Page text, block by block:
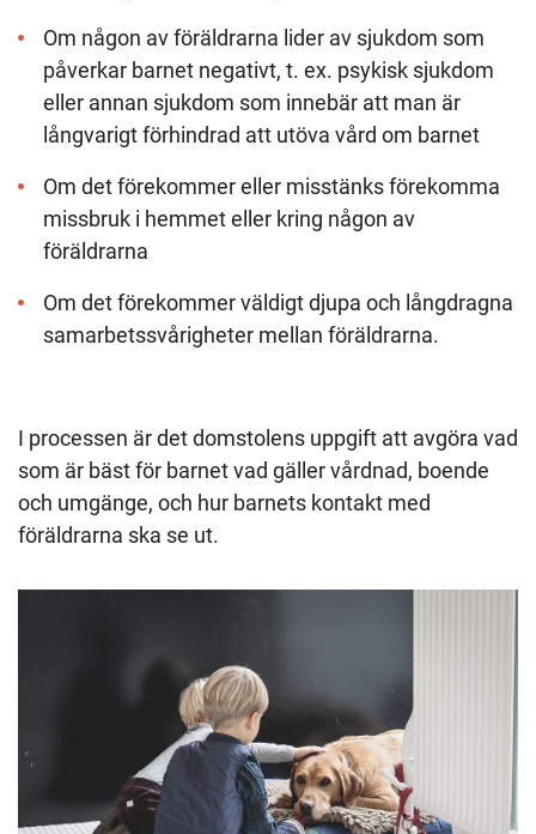
Om någon av föräldrarna lider av sjukdom som
påverkar barnet negativt, t. ex. psykisk sjukdom
eller annan sjukdom som innebär att man är
långvarigt förhindrad att utöva vård om barnet
Om det förekommer eller misstänks förekomma
missbruk i hemmet eller kring någon av
föräldrarna
Om det förekommer väldigt djupa och långdragna
samarbetssvårigheter mellan föräldrarna.
I processen är det domstolens uppgift att avgöra vad
som är bäst för barnet vad gäller vårdnad, boende
och umgänge, och hur barnets kontakt med
föräldrarna ska se ut.